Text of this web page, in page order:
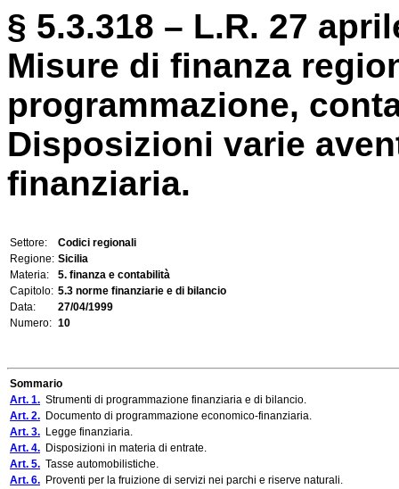
§ 5.3.318 – L.R. 27
Misure di finanza
programmazione,
Disposizioni varie
finanziaria.
Settore:
Codici regionali
Regione: Sicilia
Materia:
5. finanza e contabilità
Capitolo: 5.3 norme finanziarie e di bilancio
Data:
27/04/1999
Numero: 10
Sommario
Art. 1. Strumenti di programmazione finanziaria e di bilancio.
Art. 2. Documento di programmazione economico-finanziaria.
Art. 3. Legge finanziaria.
Art. 4. Disposizioni in materia di entrate.
Art. 5. Tasse automobilistiche.
Art. 6. Proventi per la fruizione di servizi nei parchi e riserve naturali.